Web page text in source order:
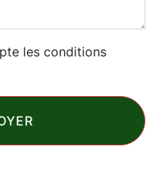
les conditions